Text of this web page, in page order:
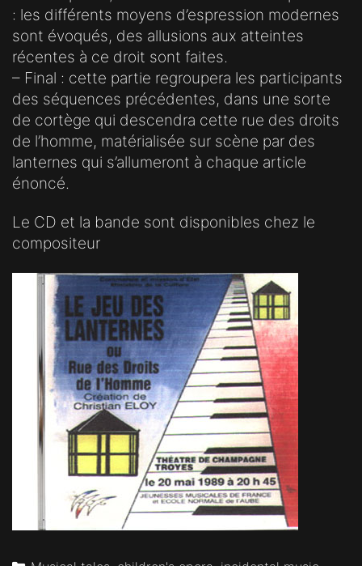
: les différents moyens d’espression modernes
sont évoqués, des allusions aux atteintes
récentes à ce droit sont faites.
– Final : cette partie regroupera les participants
des séquences précédentes, dans une sorte
de cortège qui descendra cette rue des droits
de l’homme, matérialisée sur scène par des
lanternes qui s’allumeront à chaque article
énoncé.
Le CD et la bande sont disponibles chez le
compositeur